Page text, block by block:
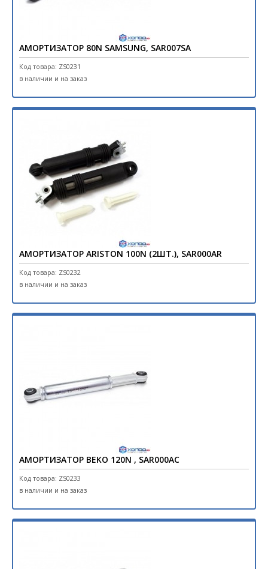
АМОРТИЗАТОР 80N SAMSUNG, SAR007SA
Код товара: ZS0231
в наличии и на заказ
АМОРТИЗАТОР ARISTON 100N (2ШТ.), SAR000AR
Код товара: ZS0232
в наличии и на заказ
АМОРТИЗАТОР BEKO 120N , SAR000AC
Код товара: ZS0233
в наличии и на заказ